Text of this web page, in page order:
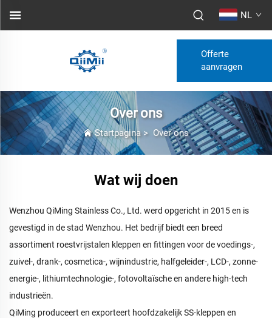
NL
Offerte
aanvragen
Over ons
Startpagina> Over ons
Wat wij doen
Wenzhou QiMing Stainless Co., Ltd. werd opgericht in 2015 en is
gevestigd in de stad Wenzhou. Het bedrijf biedt een breed
assortiment roestvrijstalen kleppen en fittingen voor de voedings-,
zuivel-, drank-, cosmetica-, wijnindustrie, halfgeleider-, LCD-, zonne-
energie-, lithiumtechnologie-, fotovoltaïsche en andere high-tech
industrieën.
QiMing produceert en exporteert hoofdzakelijk SS-kleppen en